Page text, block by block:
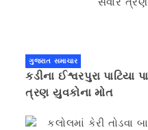
ગુજરાત સમાચાર
કડીના ઈશ્વરપુરા પાટિયા
ત્રણ યુવકોના મોત